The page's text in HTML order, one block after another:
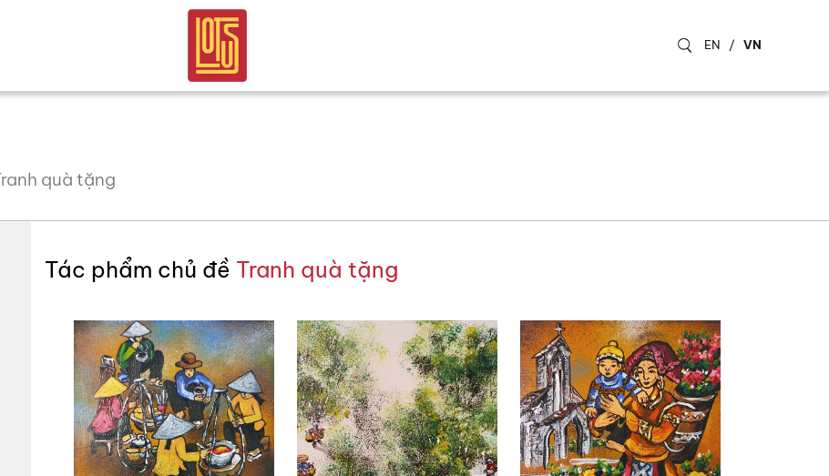
EN / VN
Tranh quà tặng
Tác phẩm chủ đề Tranh quà tặng